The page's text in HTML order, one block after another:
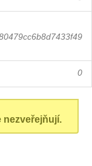
0
nezveřejňují.